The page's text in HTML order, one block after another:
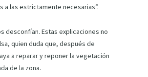
a las estrictamente necesarias”.
desconfían. Estas explicaciones no
quien duda que, después de
a reparar y reponer la vegetación
de la zona.